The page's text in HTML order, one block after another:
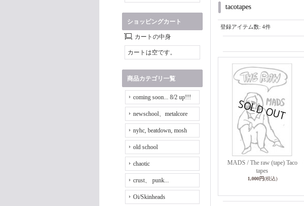
ショッピングカート
カートの中身
カートは空です。
商品カテゴリ一覧
coming soon... 8/2 up!!!
newschool、metalcore
nyhc, beatdown, mosh
old school
chaotic
crust、 punk...
Oi/Skinheads
tacotapes
登録アイテム数: 4件
MADS / The raw (tape) Taco
tapes
1,000円(税込)